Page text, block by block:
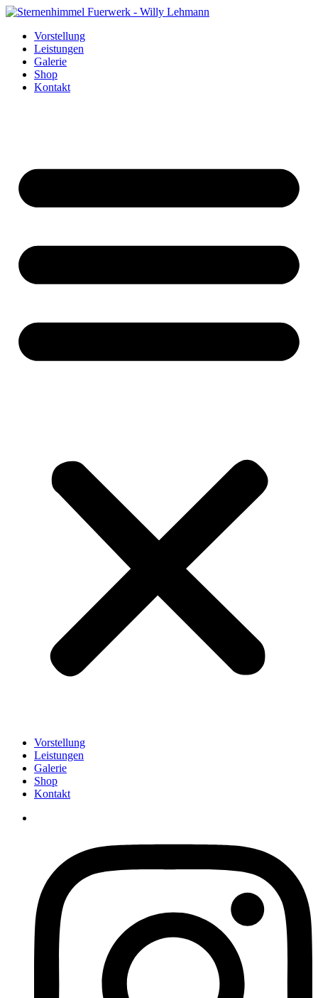
Skip
contentVorstellung
Leistungen
Galerie
Shop
Kontakt
Vorstellung
Leistungen
Galerie
Shop
Kontakt